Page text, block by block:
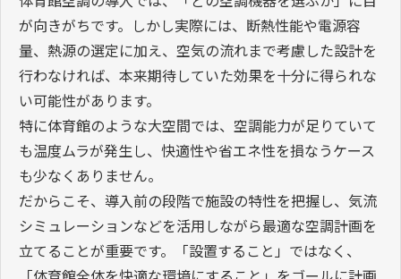
既存体育館に空調設備を導入するのが難しい理由
既存体育館に空調を導入する際の4つの注意点
体育館への空調導入を成功に導く「気流シミュレーシ
ョン」とは
TAKEUCHIの事例｜体育館への空調導入
体育館空調の導入では、「どの空調機器を選ぶか」に目
が向きがちです。しかし実際には、断熱性能や電源容
量、熱源の選定に加え、空気の流れまで考慮した設計を